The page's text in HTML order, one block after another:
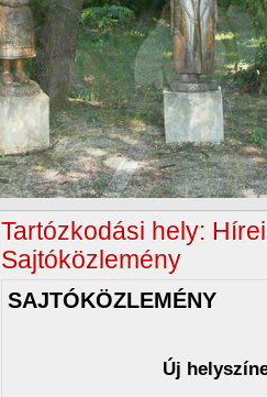
Tartózkodási hely:
Sajtóközlemény
SAJTÓKÖZLEMÉNY
Új